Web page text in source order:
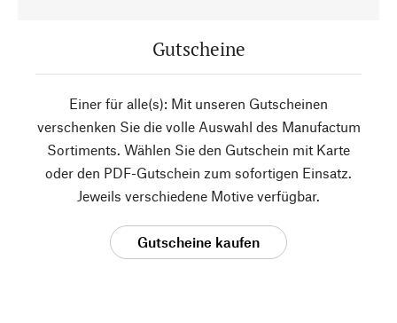
Gutscheine
Einer für alle(s): Mit unseren Gutscheinen
verschenken Sie die volle Auswahl des Manufactum
Sortiments. Wählen Sie den Gutschein mit Karte
oder den PDF-Gutschein zum sofortigen Einsatz.
Jeweils verschiedene Motive verfügbar.
Gutscheine kaufen